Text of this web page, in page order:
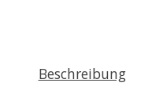
Beschreibung